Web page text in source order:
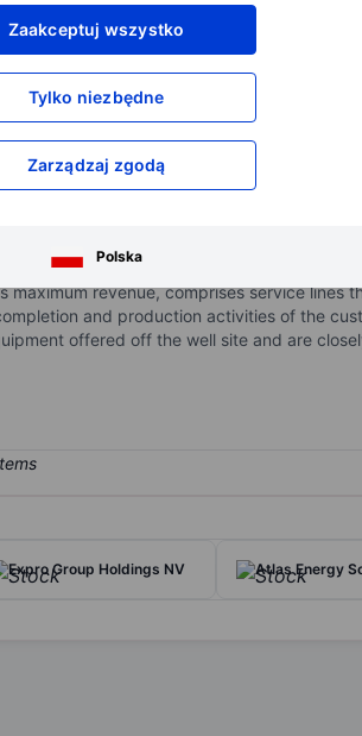
Zaakceptuj wszystko
Tylko niezbędne
Zarządzaj zgodą
Polska
XXXXXXX
XXXXXXX
XXXXXXX
XXXXXXX
aby uzyskać dostęp do większej ilości
services and equipment to independent
the United States. Its operating
revenue, comprises service lines
and production activities of the
offered off the well site and are
Expro Group Holdings NV Atlas Energy